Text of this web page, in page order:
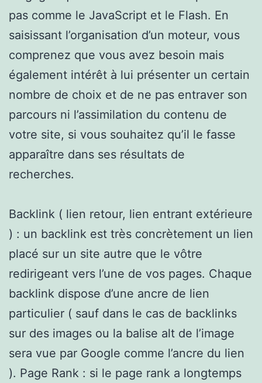
pas comme le JavaScript et le Flash. En
saisissant l’organisation d’un moteur, vous
comprenez que vous avez besoin mais
également intérêt à lui présenter un certain
nombre de choix et de ne pas entraver son
parcours ni l’assimilation du contenu de
votre site, si vous souhaitez qu’il le fasse
apparaître dans ses résultats de
recherches.
Backlink ( lien retour, lien entrant extérieure
) : un backlink est très concrètement un lien
placé sur un site autre que le vôtre
redirigeant vers l’une de vos pages. Chaque
backlink dispose d’une ancre de lien
particulier ( sauf dans le cas de backlinks
sur des images ou la balise alt de l’image
sera vue par Google comme l’ancre du lien
). Page Rank : si le page rank a longtemps